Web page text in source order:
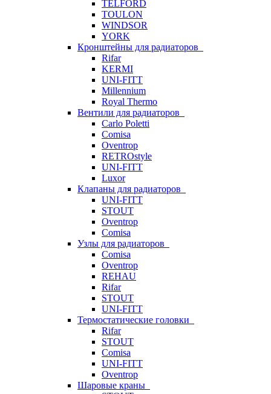
TELFORD
TOULON
WINDSOR
YORK
Кронштейны для радиаторов
Rifar
KERMI
UNI-FITT
Millennium
Royal Thermo
Вентили для радиаторов
Carlo Poletti
Comisa
Oventrop
RETROstyle
UNI-FITT
Luxor
Клапаны для радиаторов
UNI-FITT
STOUT
Oventrop
Comisa
Узлы для радиаторов
Comisa
Oventrop
REHAU
Rifar
STOUT
UNI-FITT
Термостатические головки
Rifar
STOUT
Comisa
UNI-FITT
Oventrop
Шаровые краны